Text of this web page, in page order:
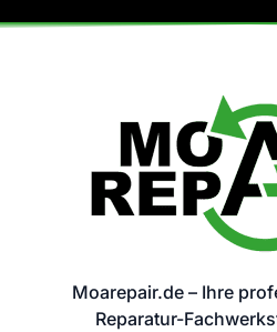
Moarepair.de – Ihre
Reparatur-